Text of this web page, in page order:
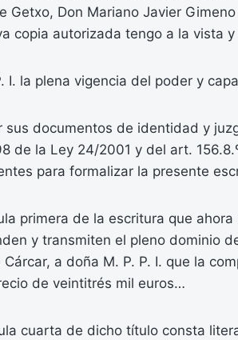
Getxo, Don Mariano Javier
copia autorizada tengo a la vista
I. la plena vigencia del poder y
sus documentos de identidad y
de la Ley 24/2001 y del art.
para formalizar la presente
primera de la escritura que ahora
y transmiten el pleno dominio
a doña M. P. P. I. que la
de veintitrés mil euros…
cuarta de dicho título consta